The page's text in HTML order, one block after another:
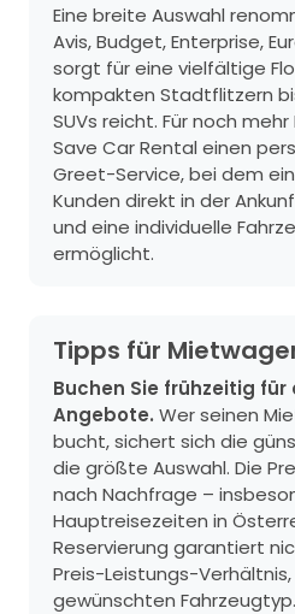
Eine breite Auswahl
Avis, Budget, Enterprise,
sorgt für eine vielfältige
kompakten Stadtflitzern
SUVs reicht. Für noch
Save Car Rental einen
Greet-Service, bei dem
Kunden direkt in der
und eine individuelle
ermöglicht.
Tipps für
Buchen Sie frühzeitig für
Angebote. Wer seinen
bucht, sichert sich die
die größte Auswahl. Die
nach Nachfrage –
Hauptreisezeiten in
Reservierung garantiert
Preis-Leistungs-
gewünschten Fahrzeugtyp.